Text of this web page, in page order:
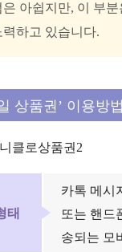
은 아쉽지만, 이 부
력하고 있습니다.
상품권’ 이용방
태
카톡 메시
또는 핸드
송되는 모